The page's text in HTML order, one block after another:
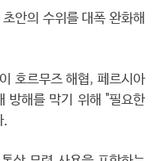
안의 수위를 대폭 완화해
호르무즈 해협, 페르시아
방해를 막기 위해 "필요한
.